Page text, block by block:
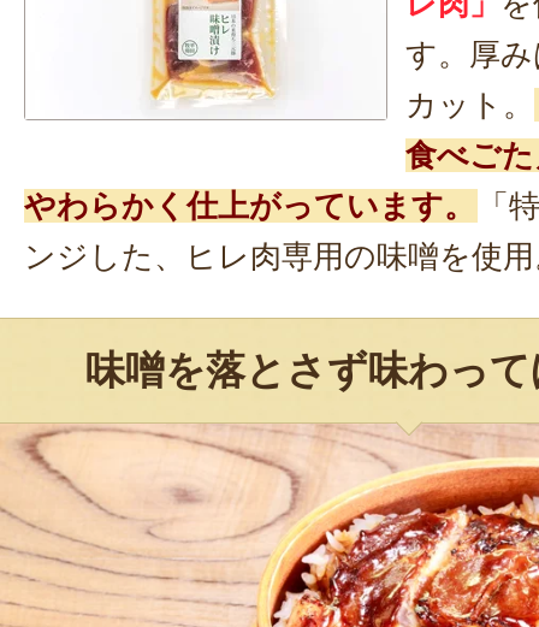
す。厚
カット。
食べご
やわらかく仕上がっています。
「
ンジした、ヒレ肉専用の味噌を使
味噌を落とさず味わっ